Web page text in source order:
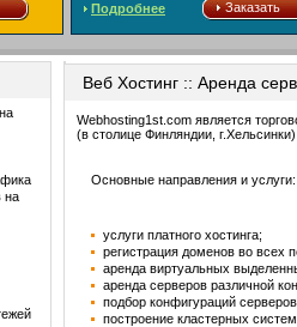
Подробнее Заказать
на
Веб Хостинг :: Аренда
Webhosting1st.com является
(в столице Финляндии,
Основные направления и услуги:
услуги платного хостинга;
регистрация доменов во всех
аренда виртуальных
аренда серверов различной
подбор конфигураций
построение кластерных